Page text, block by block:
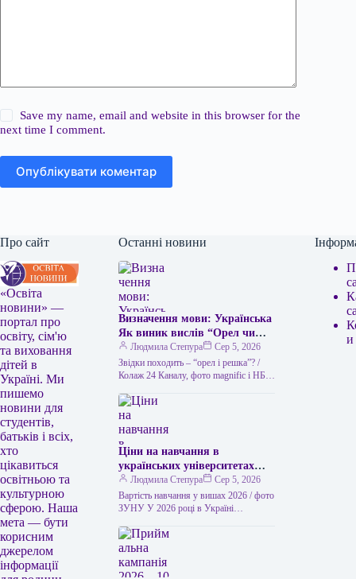
Save my name, email and website in this browser for the
next time I comment.
Опублікувати коментар
Про сайт
«Освіта
новини» —
портал про
освіту, сім'ю
та виховання
дітей в
Україні. Ми
пишемо
новини для
студентів,
батьків і всіх,
хто
цікавиться
освітньою та
культурною
сферою. Наша
мета — бути
корисним
джерелом
інформації
Останні новини
Визначення мови: Українська
Як виник вислів “Орел чи
решка” та чим його можна
замінити в українській мові
“Орел чи решка” – це
використовується для
позначення випадкового
вибору або вирішення
суперечки за допомогою
підкидання монети. Його
походження пов’язане з
давньою традицією, коли на
одній стороні монети
– герб міста чи інший символ,
який у народі часто називали
“решкою”. Цей вислів став
символом невизначеності та
Людмила Степура
Сер 5, 2026
Звідки походить – “орел і решка”? /
Колаж 24 Каналу, фото magnific і НБУ
ухвалити…
Ціни на навчання в
українських університетах
2026 року: скільки коштує
навчатися у вишах Західної
України
Людмила Степура
Сер 5, 2026
Вартість навчання у вишах 2026 / фото
ЗУНУ У 2026 році в Україні
вартості здобуття вищої освіти.…
и